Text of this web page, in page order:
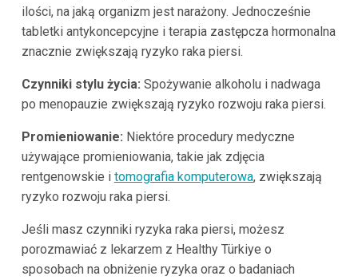
ilości, na jaką organizm jest narażony. Jednocześnie
tabletki antykoncepcyjne i terapia zastępcza hormonalna
znacznie zwiększają ryzyko raka piersi.
Czynniki stylu życia: Spożywanie alkoholu i nadwaga
po menopauzie zwiększają ryzyko rozwoju raka piersi.
Promieniowanie: Niektóre procedury medyczne
używające promieniowania, takie jak zdjęcia
rentgenowskie i tomografia komputerowa, zwiększają
ryzyko rozwoju raka piersi.
Jeśli masz czynniki ryzyka raka piersi, możesz
porozmawiać z lekarzem z Healthy Türkiye o
sposobach na obniżenie ryzyka oraz o badaniach